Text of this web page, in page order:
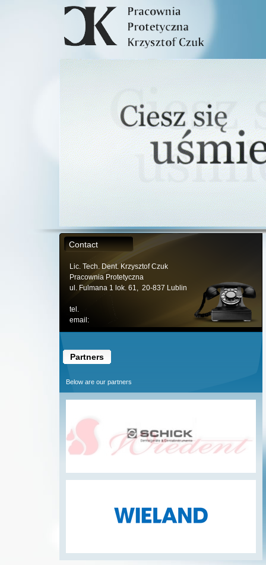
Contact
Lic. Tech. Dent. Krzysztof Czuk
Pracownia Protetyczna
ul. Fulmana 1 lok. 61, 20-837 Lublin
tel.
email:
Partners
Below are our partners